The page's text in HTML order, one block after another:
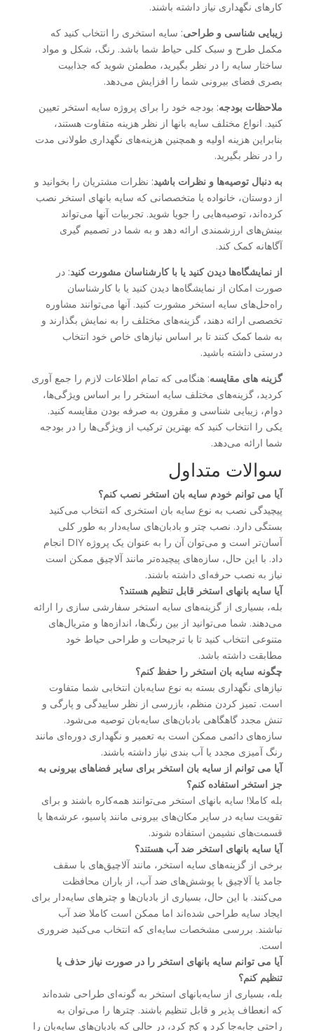
کارهای نگهداری نیاز داشته باشند.
زیبایی شناسی و طراحی: سایه استخری را انتخاب کنید که
مکمل طرح و سبک کلی حیاط شما باشد. رنگ، شکل و مواد
ساختار سایه را در نظر بگیرید، مطمئن شوید که جذابیت
بصری فضای بیرونی شما را افزایش می‌دهد.
ملاحظات بودجه: بودجه خود را برای پروژه سایه استخر تعیین
کنید. انواع مختلف سایه بانها از نظر هزینه متفاوت هستند،
بنابراین هزینه اولیه و همچنین هزینه‌های نگهداری طولانی مدت
را در نظر بگیرید.
به دنبال توصیه‌ها و نظرات باشید: نظرات مشتریان را بخوانید و
از دوستان، خانواده یا متخصصانی که سایه بانهای استخر نصب
کرده‌اند، توصیه‌هایی را جویا شوید. تجربیات آنها می‌تواند
بینش‌های ارزشمندی ارائه دهد و به شما در تصمیم گیری
آگاهانه کمک کند.
از نمایشگاه‌ها دیدن کنید یا با کارشناسان مشورت کنید: در
صورت امکان از نمایشگاه‌ها دیدن کنید یا با کارشناسان
راه‌حل‌های سایه استخر مشورت کنید. آنها می‌توانند مشاوره
تخصصی ارائه دهند، گزینه‌های مختلف را به نمایش بگذارند و
به شما کمک کنند تا بر اساس نیازهای خاص خود انتخاب
درستی داشته باشید.
گزینه های مقایسه: هنگامی که تمام اطلاعات لازم را جمع آوری
کردید، گزینه‌های مختلف سایه استخر را بر اساس ویژگی‌ها،
دوام، زیبایی شناسی و مقرون به صرفه بودن مقایسه کنید.
یکی را انتخاب کنید که بهترین ترکیب از ویژگی‌ها را در بودجه
شما ارائه می‌دهد.
سوالات متداول
آیا می توانم خودم سایه بان استخر نصب کنم؟
پیچیدگی نصب به نوع سایه بان استخری که انتخاب می‌کنید
بستگی دارد. نصب چتر و بادبان‌های سایه‌دار به طور کلی
آسان‌تر است و می‌توان آن را به عنوان یک پروژه DIY انجام
داد. با این حال، سازه‌های پیچیده‌تر مانند آلاچیق ممکن است
نیاز به نصب حرفه‌ای داشته باشند.
آیا سایه بانهای استخر قابل تنظیم هستند؟
بله، بسیاری از گزینه‌های سایه استخر سفارشی سازی را ارائه
می‌دهند. شما می‌توانید از بین رنگ‌ها، اندازه‌ها و متریال‌های
متنوعی انتخاب کنید تا با ترجیحات و طراحی حیاط خود
مطابقت داشته باشد.
چگونه سایه بان استخر را حفظ کنم؟
نیازهای نگهداری بسته به نوع سایه‌بان انتخابی شما متفاوت
است. تمیز کردن منظم، بازرسی از نظر ساییدگی و پارگی و
تنش مجدد گاهگاهی بادبان‌های سایه‌بان توصیه می‌شود.
سازه‌های دائمی ممکن است به تعمیر و نگهداری دوره‌ای مانند
رنگ آمیزی مجدد یا آب بندی نیاز داشته باشند.
آیا می توانم از سایه بان استخر برای سایر فضاهای بیرونی به
جز استخر استفاده کنم؟
بله کاملا! سایه‌ بانهای استخر می‌توانند همه‌کاره باشند و برای
تقویت سایه در سایر مکان‌های بیرونی مانند پاسیو، عرشه‌ها یا
قسمت‌های نشیمن استفاده شوند.
آیا سایه بانهای استخر ضد آب هستند؟
برخی از گزینه‌های سایه استخر، مانند آلاچیق‌های با سقف
جامد یا آلاچیق با پوشش‌های ضد آب، از باران محافظت
می‌کنند. با این حال، بسیاری از بادبان‌ها و چترهای سایه‌دار برای
ایجاد سایه طراحی شده‌اند اما ممکن است کاملا ضد آب
نباشند. بررسی مشخصات سایه‌ای که انتخاب می‌کنید ضروری
است.
آیا می توانم سایه بانهای استخر را در صورت نیاز حذف یا
تنظیم کنم؟
بله، بسیاری از سایه‌بانهای استخر به گونه‌ای طراحی شده‌اند
که انعطاف پذیر و قابل تنظیم باشند. چترها را می‌توان به
راحتی جابه‌جا کرد و کج کرد، در حالی که بادبان‌های سایه‌بان را